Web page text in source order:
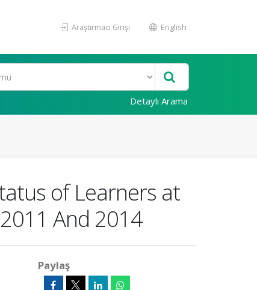
Araştırmacı Girişi English
Detaylı Arama
of Learners at
And 2014
Paylaş